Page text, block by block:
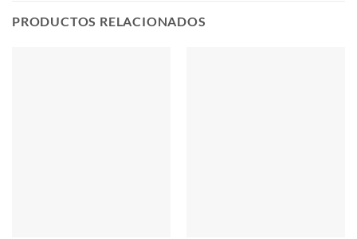
PRODUCTOS RELACIONADOS